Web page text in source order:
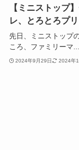
【ミニストップ
レ、とろとろプ
先日、ミニストップ
ころ、ファミリーマ...
2024年9月29日 2024年